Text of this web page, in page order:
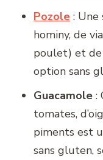
Pozole : Une
hominy, de
poulet) et
option sans
Guacamole :
tomates,
piments est
sans gluten,